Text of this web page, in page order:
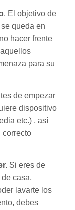
. El objetivo de
queda en
hacer frente
para su
de empezar
dispositivo
etc.) , así
correcto
Si eres de
de casa,
lavarte los
debes